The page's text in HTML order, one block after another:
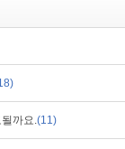
까요.(11)